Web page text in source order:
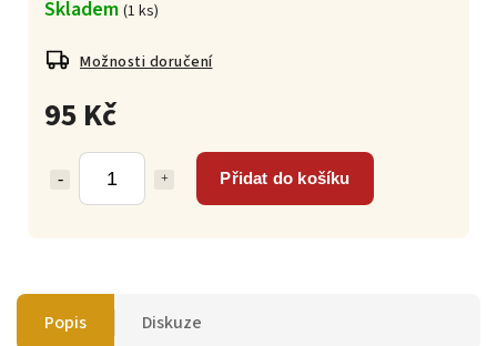
95 Kč
Přidat do košíku
Skladem (1 ks)
Možnosti doručení
Popis Diskuze